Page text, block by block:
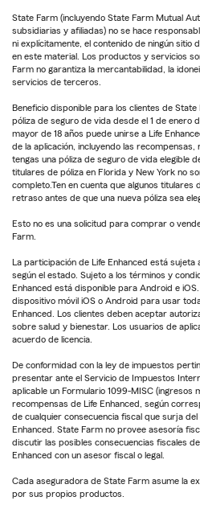
State Farm (incluyendo State Farm Mutual
subsidiarias y afiliadas) no se hace
ni explícitamente, el contenido de ningún sitio
en este material. Los productos y servicios
Farm no garantiza la mercantabilidad, la
servicios de terceros.
Beneficio disponible para los clientes de
póliza de seguro de vida desde el 1 de enero
mayor de 18 años puede unirse a Life
de la aplicación, incluyendo las
tengas una póliza de seguro de vida elegible
titulares de póliza en Florida y New York no
completo.Ten en cuenta que algunos
retraso antes de que una nueva póliza sea
Esto no es una solicitud para comprar o
Farm.
La participación de Life Enhanced está
según el estado. Sujeto a los términos y
Enhanced está disponible para Android e
dispositivo móvil iOS o Android para usar
Enhanced. Los clientes deben aceptar
sobre salud y bienestar. Los usuarios de
acuerdo de licencia.
De conformidad con la ley de impuestos
presentar ante el Servicio de Impuestos
aplicable un Formulario 1099-MISC (ingresos
recompensas de Life Enhanced, según
de cualquier consecuencia fiscal que surja
Enhanced. State Farm no provee asesoría
discutir las posibles consecuencias fiscales
Enhanced con un asesor fiscal o legal.
Cada aseguradora de State Farm asume la
por sus propios productos.